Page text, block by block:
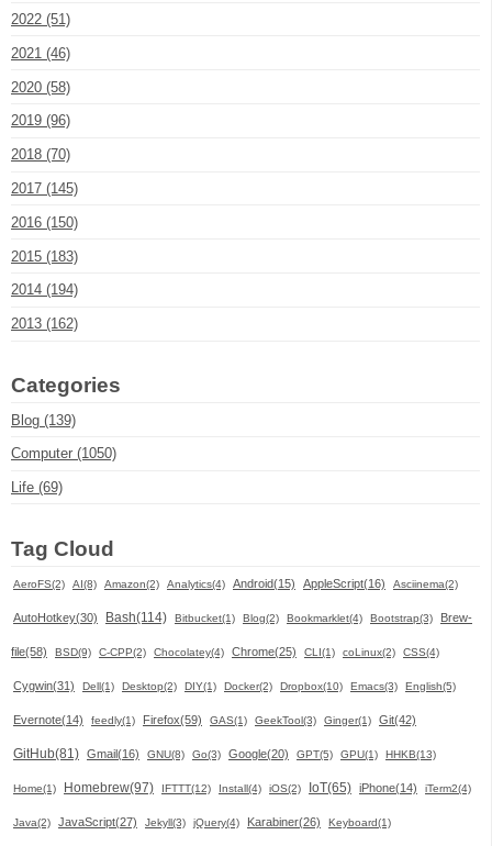
2022 (51)
2021 (46)
2020 (58)
2019 (96)
2018 (70)
2017 (145)
2016 (150)
2015 (183)
2014 (194)
2013 (162)
Categories
Blog (139)
Computer (1050)
Life (69)
Tag Cloud
AeroFS(2) AI(8) Amazon(2) Analytics(4) Android(15) AppleScript(16) Asciinema(2)
AutoHotkey(30) Bash(114) Bitbucket(1) Blog(2) Bookmarklet(4) Bootstrap(3) Brew-
file(58) BSD(9) C-CPP(2) Chocolatey(4) Chrome(25) CLI(1) coLinux(2) CSS(4)
Cygwin(31) Dell(1) Desktop(2) DIY(1) Docker(2) Dropbox(10) Emacs(3) English(5)
Evernote(14) feedly(1) Firefox(59) GAS(1) GeekTool(3) Ginger(1) Git(42)
GitHub(81) Gmail(16) GNU(8) Go(3) Google(20) GPT(5) GPU(1) HHKB(13)
Home(1) Homebrew(97) IFTTT(12) Install(4) iOS(2) IoT(65) iPhone(14) iTerm2(4)
Java(2) JavaScript(27) Jekyll(3) jQuery(4) Karabiner(26) Keyboard(1)